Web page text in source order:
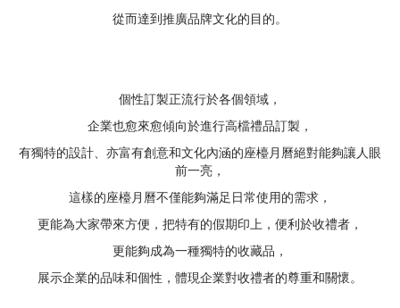
從而達到推廣品牌文化的目的。
個性訂製正流行於各個領域，
企業也愈來愈傾向於進行高檔禮品訂製，
有獨特的設計、亦富有創意和文化內涵的座檯月曆絕對能夠讓人眼
前一亮，
這樣的座檯月曆不僅能夠滿足日常使用的需求，
更能為大家帶來方便，把特有的假期印上，便利於收禮者，
更能夠成為一種獨特的收藏品，
展示企業的品味和個性，體現企業對收禮者的尊重和關懷。